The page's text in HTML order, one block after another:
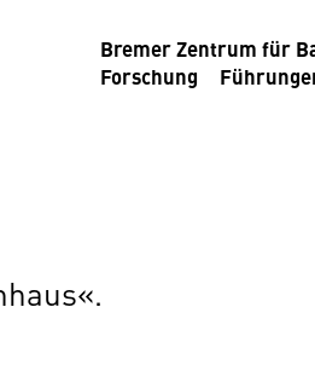
Bremer Zentrum für
Forschung